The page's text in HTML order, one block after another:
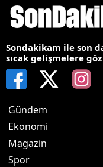
Sondakikam ile son
sıcak gelişmelere
Gündem
Ekonomi
Magazin
Spor